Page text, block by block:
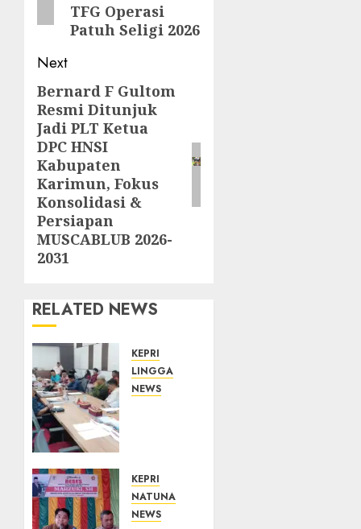
TFG Operasi
Patuh Seligi 2026
Next
Next
post:
Bernard F Gultom
Resmi Ditunjuk
Jadi PLT Ketua
DPC HNSI
Kabupaten
Karimun, Fokus
Konsolidasi &
Persiapan
MUSCABLUB 2026-
2031
RELATED NEWS
KEPRI
LINGGA
NEWS
Kades
Limbung
Tegas:
KEPRI
NATUNA
NEWS